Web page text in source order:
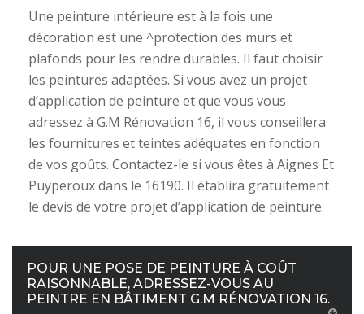
Une peinture intérieure est à la fois une
décoration est une ^protection des murs et
plafonds pour les rendre durables. Il faut choisir
les peintures adaptées. Si vous avez un projet
d’application de peinture et que vous vous
adressez à G.M Rénovation 16, il vous conseillera
les fournitures et teintes adéquates en fonction
de vos goûts. Contactez-le si vous êtes à Aignes Et
Puyperoux dans le 16190. Il établira gratuitement
le devis de votre projet d’application de peinture.
POUR UNE POSE DE PEINTURE À COÛT
RAISONNABLE, ADRESSEZ-VOUS AU
PEINTRE EN BÂTIMENT G.M RÉNOVATION 16.